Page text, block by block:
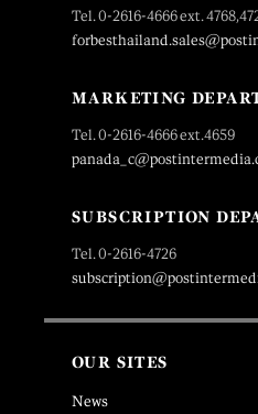
Tel. 0-2616-4666 ext.
MARKETING
Tel. 0-2616-4666 ext.4659
SUBSCRIPTION
Tel. 0-2616-4726
OUR SITES
News